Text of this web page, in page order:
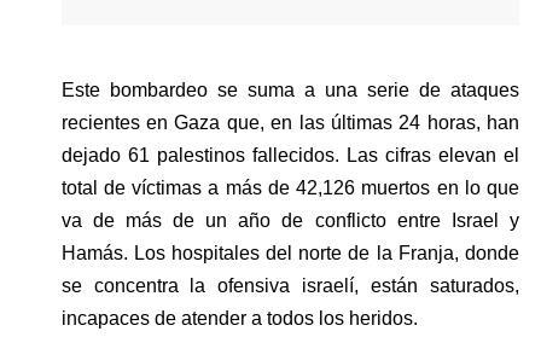
Este bombardeo se suma a una serie de ataques
recientes en Gaza que, en las últimas 24 horas, han
dejado 61 palestinos fallecidos. Las cifras elevan el
total de víctimas a más de 42,126 muertos en lo que
va de más de un año de conflicto entre Israel y
Hamás. Los hospitales del norte de la Franja, donde
se concentra la ofensiva israelí, están saturados,
incapaces de atender a todos los heridos.